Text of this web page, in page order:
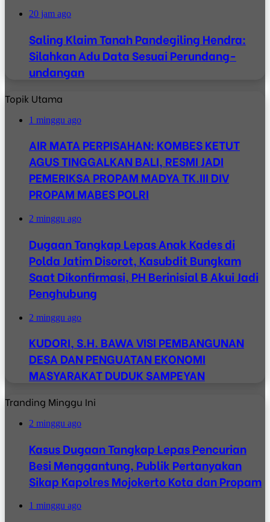
20 jam ago
Saling Klaim Tanah Pandegiling Hendra:
Silahkan Adu Data Sesuai Perundang-
undangan
Topik Utama
1 minggu ago
AIR MATA PERPISAHAN: KOMBES KETUT
AGUS TINGGALKAN BALI, RESMI JADI
PEMERIKSA PROPAM MADYA TK.III DIV
PROPAM MABES POLRI
2 minggu ago
Dugaan Tangkap Lepas Anak Kades di
Polda Jatim Disorot, Kasubdit Bungkam
Saat Dikonfirmasi, PH Berinisial B Akui Jadi
Penghubung
2 minggu ago
KUDORI, S.H. BAWA VISI PEMBANGUNAN
DESA DAN PENGUATAN EKONOMI
MASYARAKAT DUDUK SAMPEYAN
Tranding Minggu Ini
2 minggu ago
Kasus Dugaan Tangkap Lepas Pencurian
Besi Menggantung, Publik Pertanyakan
Sikap Kapolres Mojokerto Kota dan Propam
1 minggu ago